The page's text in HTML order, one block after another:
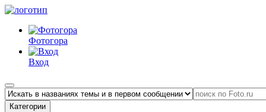
Фотогора
Вход
Категории